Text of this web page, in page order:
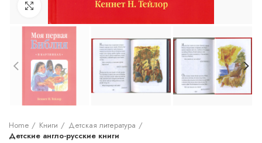
Home Книги
Детская литература
Детские англо-русские книги